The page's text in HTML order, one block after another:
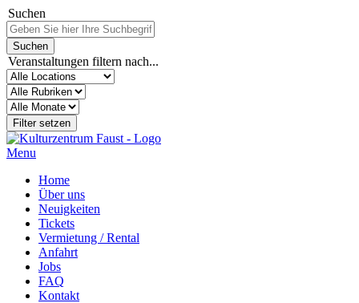
Suchen
Veranstaltungen filtern nach...
Menu
Home
Über uns
Neuigkeiten
Tickets
Vermietung / Rental
Anfahrt
Jobs
FAQ
Kontakt